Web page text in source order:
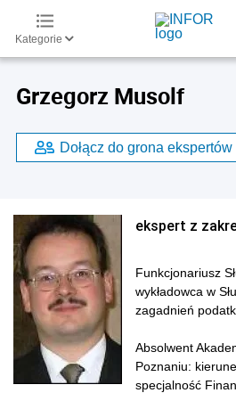
Kategorie
Grzegorz Musolf
Dołącz do grona ekspertów
ekspert z
Funkcjonariusz
wykładowca w
zagadnień
Absolwent
Poznaniu:
specjalność